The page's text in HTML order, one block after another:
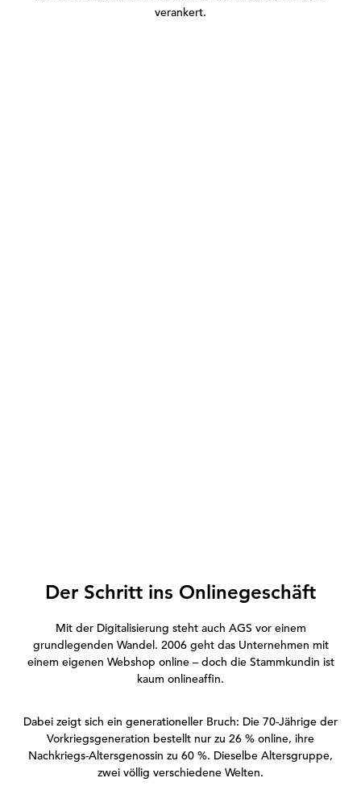
verankert.
Der Schritt ins Onlinegeschäft
Mit der Digitalisierung steht auch AGS vor einem
grundlegenden Wandel. 2006 geht das Unternehmen mit
einem eigenen Webshop online – doch die Stammkundin ist
kaum onlineaffin.
Dabei zeigt sich ein generationeller Bruch: Die 70-Jährige der
Vorkriegsgeneration bestellt nur zu 26 % online, ihre
Nachkriegs-Altersgenossin zu 60 %. Dieselbe Altersgruppe,
zwei völlig verschiedene Welten.